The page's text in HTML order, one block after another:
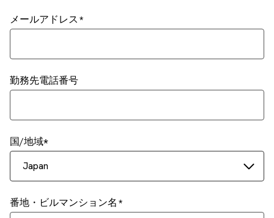
メールアドレス
勤務先電話番号
国/地域
Japan
番地・ビルマンション名